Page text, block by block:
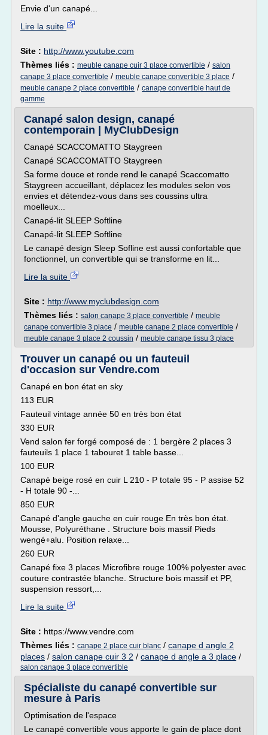
Envie d'un canapé...
Lire la suite
Site : http://www.youtube.com
Thèmes liés : meuble canape cuir 3 place convertible / salon
canape 3 place convertible / meuble canape convertible 3 place /
meuble canape 2 place convertible / canape convertible haut de
gamme
Canapé salon design, canapé
contemporain | MyClubDesign
Canapé SCACCOMATTO Staygreen
Canapé SCACCOMATTO Staygreen
Sa forme douce et ronde rend le canapé Scaccomatto
Staygreen accueillant, déplacez les modules selon vos
envies et détendez-vous dans ses coussins ultra
moelleux...
Canapé-lit SLEEP Softline
Canapé-lit SLEEP Softline
Le canapé design Sleep Sofline est aussi confortable que
fonctionnel, un convertible qui se transforme en lit...
Lire la suite
Site : http://www.myclubdesign.com
Thèmes liés : salon canape 3 place convertible / meuble
canape convertible 3 place / meuble canape 2 place convertible /
meuble canape 3 place 2 coussin / meuble canape tissu 3 place
Trouver un canapé ou un fauteuil
d'occasion sur Vendre.com
Canapé en bon état en sky
113 EUR
Fauteuil vintage année 50 en très bon état
330 EUR
Vend salon fer forgé composé de : 1 bergère 2 places 3
fauteuils 1 place 1 tabouret 1 table basse...
100 EUR
Canapé beige rosé en cuir L 210 - P totale 95 - P assise 52
- H totale 90 -...
850 EUR
Canapé d'angle gauche en cuir rouge En très bon état.
Mousse, Polyuréthane . Structure bois massif Pieds
wengé+alu. Position relaxe...
260 EUR
Canapé fixe 3 places Microfibre rouge 100% polyester avec
couture contrastée blanche. Structure bois massif et PP,
suspension ressort,...
Lire la suite
Site : https://www.vendre.com
Thèmes liés : canape 2 place cuir blanc / canape d angle 2
places / salon canape cuir 3 2 / canape d angle a 3 place /
salon canape 3 place convertible
Spécialiste du canapé convertible sur
mesure à Paris
Optimisation de l'espace
Le canapé convertible vous apporte le gain de place dont